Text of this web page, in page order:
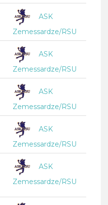
ASK
Zemessardze/RSU
ASK
Zemessardze/RSU
ASK
Zemessardze/RSU
ASK
Zemessardze/RSU
ASK
Zemessardze/RSU